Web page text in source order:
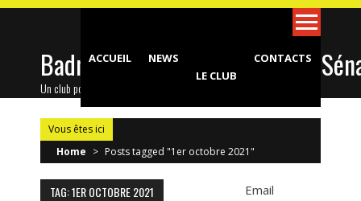
Skip
contentBadminton Club d'Epinay-sous-
Un club pour toute la famille !
ACCUEIL
NEWS
LE CLUB
CONTACTS
Vous êtes ici
Home > Posts tagged "1er octobre 2021"
TAG: 1ER OCTOBRE 2021 Email